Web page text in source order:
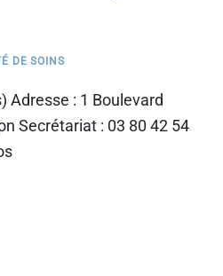
DE SOINS
Adresse : 1 Boulevard
Secrétariat : 03 80 42 54